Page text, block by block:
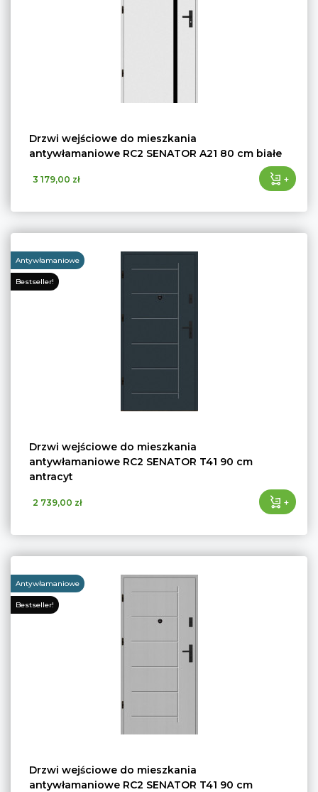
Drzwi wejściowe do mieszkania
antywłamaniowe RC2 SENATOR A21 80 cm białe
3 179,00 zł +
Antywłamaniowe
Bestseller!
Drzwi wejściowe do mieszkania
antywłamaniowe RC2 SENATOR T41 90 cm
antracyt
2 739,00 zł +
Antywłamaniowe
Bestseller!
Drzwi wejściowe do mieszkania
antywłamaniowe RC2 SENATOR T41 90 cm